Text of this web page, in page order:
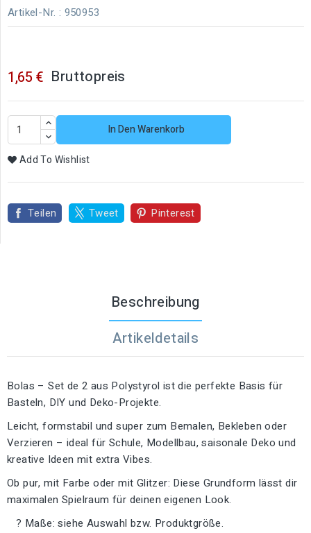
Artikel-Nr. : 950953
1,65 € Bruttopreis
In Den Warenkorb
Add To Wishlist
Teilen Tweet Pinterest
Beschreibung
Artikeldetails
Bolas – Set de 2 aus Polystyrol ist die perfekte Basis für
Basteln, DIY und Deko-Projekte.
Leicht, formstabil und super zum Bemalen, Bekleben oder
Verzieren – ideal für Schule, Modellbau, saisonale Deko und
kreative Ideen mit extra Vibes.
Ob pur, mit Farbe oder mit Glitzer: Diese Grundform lässt dir
maximalen Spielraum für deinen eigenen Look.
? Maße: siehe Auswahl bzw. Produktgröße.